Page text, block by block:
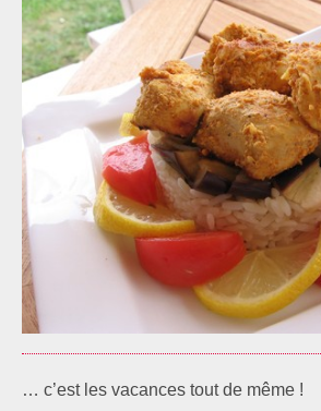
… c’est les vacances tout de même !